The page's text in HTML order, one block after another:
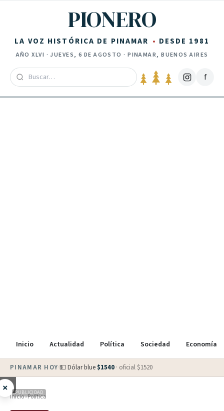
PIONERO
LA VOZ HISTÓRICA DE PINAMAR DESDE 1981
AÑOXLVI ·JUEVES, 6 DE AGOSTO · PINAMAR, BUENOS AIRES
f
Inicio Actualidad Política Sociedad Economía
PINAMAR HOY·💵 Dólar blue $1540 · oficial $1520
× PUBLICIDAD
Inicio›Política